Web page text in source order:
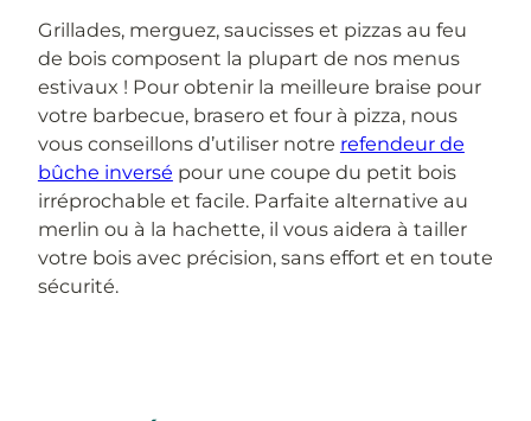
Grillades, merguez, saucisses et pizzas au feu
de bois composent la plupart de nos menus
estivaux ! Pour obtenir la meilleure braise pour
votre barbecue, brasero et four à pizza, nous
vous conseillons d’utiliser notre refendeur de
bûche inversé pour une coupe du petit bois
irréprochable et facile. Parfaite alternative au
merlin ou à la hachette, il vous aidera à tailler
votre bois avec précision, sans effort et en toute
sécurité.